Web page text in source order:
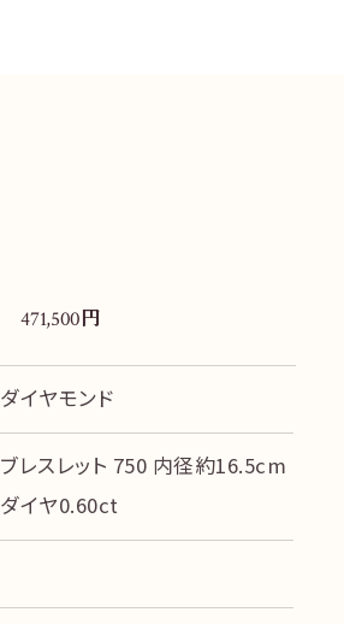
471,500円
ダイヤモンド
ブレスレット 750 内径約16.5cm
ダイヤ0.60ct